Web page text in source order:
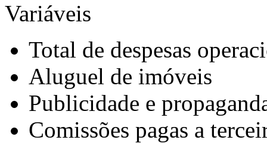
Variáveis
Total de despesas
Aluguel de imóveis
Publicidade e
Comissões pagas a